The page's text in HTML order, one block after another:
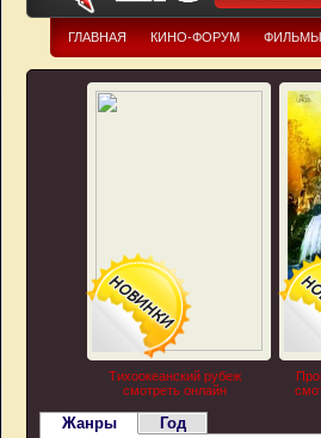
ГЛАВНАЯ КИНО-ФОРУМ
Тихоокеанский рубеж
смотреть онлайн
Жанры Год